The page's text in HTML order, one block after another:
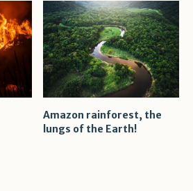
Amazon rainforest, the
lungs of the Earth!